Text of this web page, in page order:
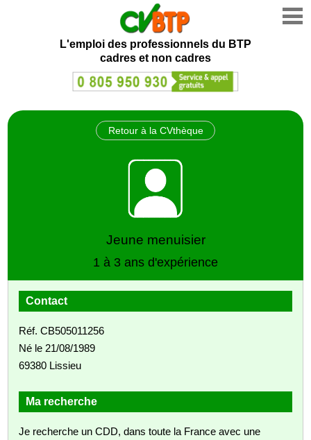
L'emploi des professionnels du BTP
cadres et non cadres
Retour à la CVthèque
Jeune menuisier
1 à 3 ans d'expérience
Contact
Réf. CB505011256
Né le 21/08/1989
69380 Lissieu
Ma recherche
Je recherche un CDD, dans toute la France avec une